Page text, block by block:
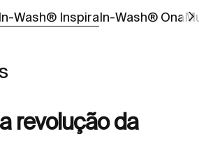
In-Wash® Inspira Ir para
In-Wash® Ona
revolução da